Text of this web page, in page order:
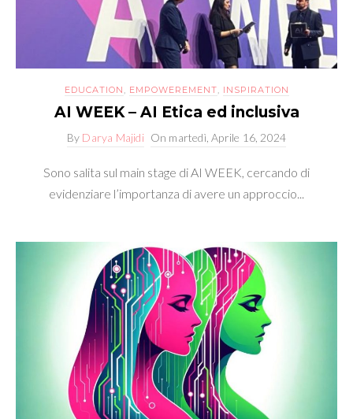
EDUCATION , EMPOWEREMENT, INSPIRATION
AI WEEK – AI Etica ed inclusiva
By Darya Majidi On martedì, Aprile 16, 2024
Sono salita sul main stage di AI WEEK, cercando di
evidenziare l’importanza di avere un approccio...